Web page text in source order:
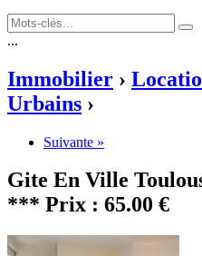
...
Immobilier ›
Urbains ›
Suivante »
Gite En Ville
*** Prix : 65.00 €